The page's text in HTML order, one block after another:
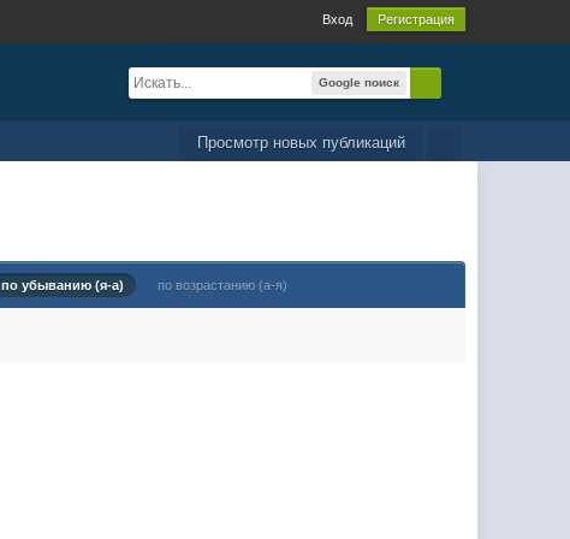
Вход Регистрация
Google поиск
Просмотр новых публикаций
по убыванию (я-а) по возрастанию (а-я)